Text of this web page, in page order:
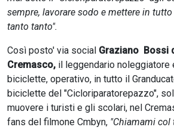
sempre, lavorare sodo e mettere in
tanto tanto".
Così posto' via social Graziano Bossi
Cremasco, il leggendario noleggiatore
biciclette, operativo, in tutto il
biciclette del "Cicloriparatorepazzo",
muovere i turisti e gli scolari, nel
fans del filmone Cmbyn, "Chiamami col